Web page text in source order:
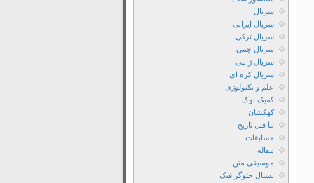
سریال
سریال ایرانی
سریال ترکی
سریال چینی
سریال ژاپنی
سریال کره ای
علم و تکنولوژی
کمیک بوک
کهکشان
ما قبل تاریخ
مسابقات
مقاله
موسیقی متن
نشنال جئوگرافیک